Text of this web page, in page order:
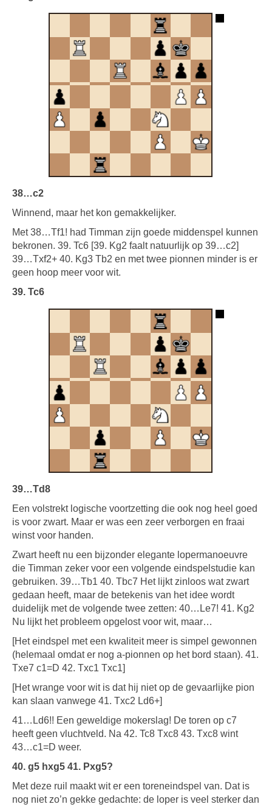
38…c2
Winnend, maar het kon gemakkelijker.
Met 38…Tf1! had Timman zijn goede middenspel kunnen
bekronen. 39. Tc6 [39. Kg2 faalt natuurlijk op 39…c2]
39…Txf2+ 40. Kg3 Tb2 en met twee pionnen minder is er
geen hoop meer voor wit.
39. Tc6
39…Td8
Een volstrekt logische voortzetting die ook nog heel goed
is voor zwart. Maar er was een zeer verborgen en fraai
winst voor handen.
Zwart heeft nu een bijzonder elegante lopermanoeuvre
die Timman zeker voor een volgende eindspelstudie kan
gebruiken. 39…Tb1 40. Tbc7 Het lijkt zinloos wat zwart
gedaan heeft, maar de betekenis van het idee wordt
duidelijk met de volgende twee zetten: 40…Le7! 41. Kg2
Nu lijkt het probleem opgelost voor wit, maar…
[Het eindspel met een kwaliteit meer is simpel gewonnen
(helemaal omdat er nog a-pionnen op het bord staan). 41.
Txe7 c1=D 42. Txc1 Txc1]
[Het wrange voor wit is dat hij niet op de gevaarlijke pion
kan slaan vanwege 41. Txc2 Ld6+]
41…Ld6!! Een geweldige mokerslag! De toren op c7
heeft geen vluchtveld. Na 42. Tc8 Txc8 43. Txc8 wint
43…c1=D weer.
40. g5 hxg5 41. Pxg5?
Met deze ruil maakt wit er een toreneindspel van. Dat is
nog niet zo’n gekke gedachte: de loper is veel sterker dan